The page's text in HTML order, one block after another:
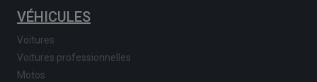
VÉHICULES
Voitures
Voitures professionnelles
Motos